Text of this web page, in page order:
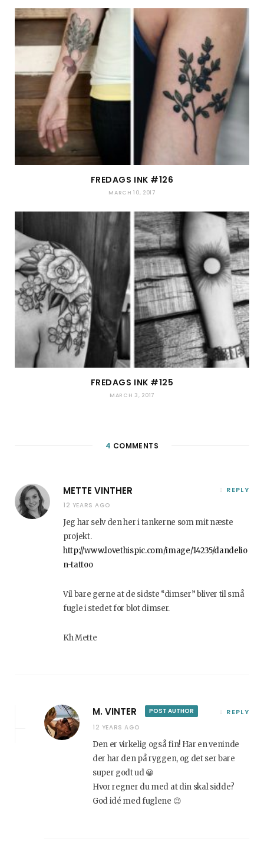
FREDAGS INK #126
MARCH 10, 2017
FREDAGS INK #125
MARCH 3, 2017
4 COMMENTS
METTE VINTHER
12 YEARS AGO
REPLY
Jeg har selv den her i tankerne som mit næste
projekt.
http://www.lovethispic.com/image/14235/dandelio
n-tattoo
Vil bare gerne at de sidste “dimser” bliver til små
fugle i stedet for blot dimser.
Kh Mette
M. VINTER
POST AUTHOR
12 YEARS AGO
REPLY
Den er virkelig også fin! Har en veninde
der har den på ryggen, og det ser bare
super godt ud 😀
Hvor regner du med at din skal sidde?
God idé med fuglene 😉